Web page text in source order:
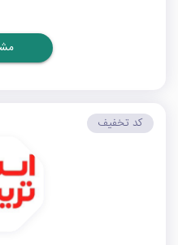
کد تخفیف